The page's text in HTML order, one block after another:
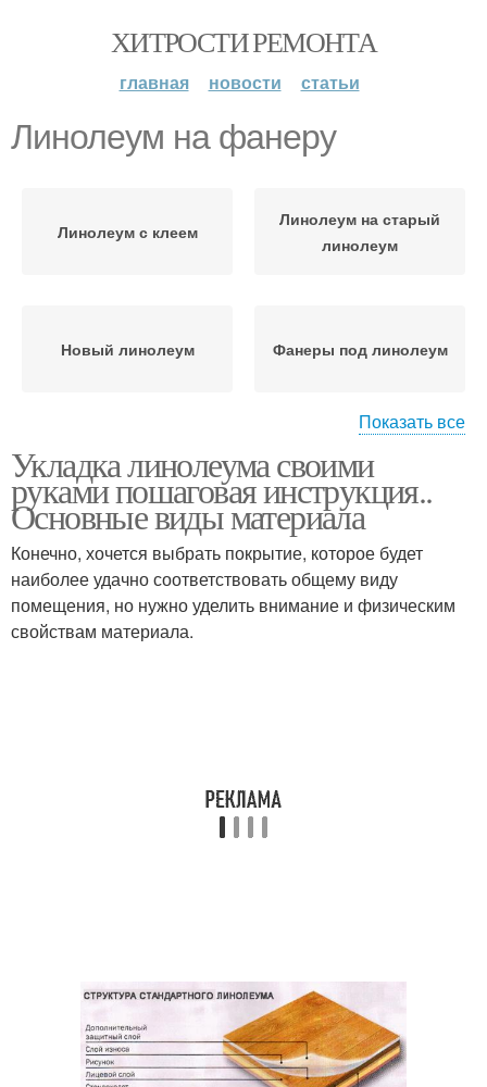
ХИТРОСТИ РЕМОНТА
главная новости статьи
Линолеум на фанеру
Линолеум с клеем
Линолеум на старый
линолеум
Новый линолеум Фанеры под линолеум
Материал на фанеру Фанеры перед укладкой
Подложка под
линолеум
Линолеум на цементную
стяжку
Показать все
Укладка линолеума своими
руками пошаговая инструкция..
Основные виды материала
Конечно, хочется выбрать покрытие, которое будет
наиболее удачно соответствовать общему виду
помещения, но нужно уделить внимание и физическим
свойствам материала.